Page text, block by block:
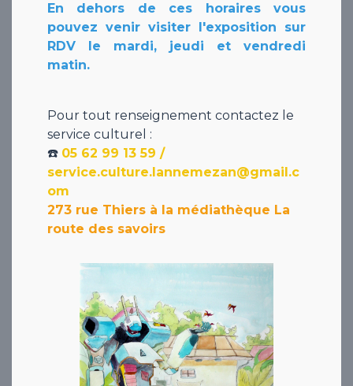
En dehors de ces horaires vous
pouvez venir visiter l'exposition sur
RDV le mardi, jeudi et vendredi
matin.
Pour tout renseignement contactez le
service culturel :
☎️ 05 62 99 13 59 /
service.culture.lannemezan@gmail.c
om
273 rue Thiers à la médiathèque La
route des savoirs